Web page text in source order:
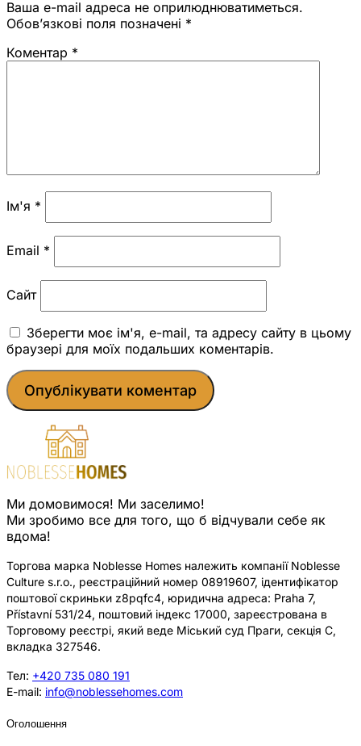
Ваша e-mail адреса не оприлюднюватиметься.
Обов’язкові поля позначені *
Коментар *
Ім'я *
Email *
Сайт
Зберегти моє ім'я, e-mail, та адресу сайту в цьому
браузері для моїх подальших коментарів.
Ми домовимося! Ми заселимо!
Ми зробимо все для того, що б відчували себе як
вдома!
Торгова марка Noblesse Homes належить компанії Noblesse
Culture s.r.o., реєстраційний номер 08919607, ідентифікатор
поштової скриньки z8pqfc4, юридична адреса: Praha 7,
Přístavní 531/24, поштовий індекс 17000, зареєстрована в
Торговому реєстрі, який веде Міський суд Праги, секція C,
вкладка 327546.
Тел: +420 735 080 191
E-mail: info@noblessehomes.com
Оголошення